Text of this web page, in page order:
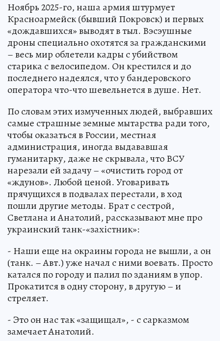
Ноябрь 2025-го, наша армия штурмует
Красноармейск (бывший Покровск) и первых
«дождавшихся» выводят в тыл. Вэсэушные
дроны специально охотятся за гражданскими
– весь мир облетели кадры с убийством
старика с велосипедом. Он крестился и до
последнего надеялся, что у бандеровского
оператора что-что шевельнется в душе. Нет.
По словам этих измученных людей, выбравших
самые страшные земные мытарства ради того,
чтобы оказаться в России, местная
администрация, иногда выдававшая
гуманитарку, даже не скрывала, что ВСУ
нарезали ей задачу – «очистить город от
«ждунов». Любой ценой. Уговаривать
прячущихся в подвалах перестали, в ход
пошли другие методы. Брат с сестрой,
Светлана и Анатолий, рассказывают мне про
украинский танк-«захiстник»:
- Наши еще на окраины города не вышли, а он
(танк. – Авт.) уже начал с ними воевать. Просто
катался по городу и палил по зданиям в упор.
Прокатится в одну сторону, в другую – и
стреляет.
- Это он нас так «защищал», - с сарказмом
замечает Анатолий.